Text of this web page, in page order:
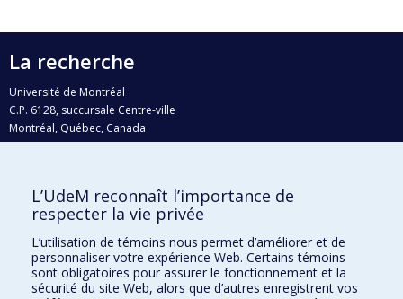
La recherche
Université de Montréal
C.P. 6128, succursale Centre-ville
Montréal, Québec, Canada
H3C 3J7
Qui fait quoi?
Nous trouver
Plan du site
L’UdeM reconnaît l’importance de
respecter la vie privée
L’utilisation de témoins nous permet d’améliorer et de
personnaliser votre expérience Web. Certains témoins
sont obligatoires pour assurer le fonctionnement et la
sécurité du site Web, alors que d’autres enregistrent vos